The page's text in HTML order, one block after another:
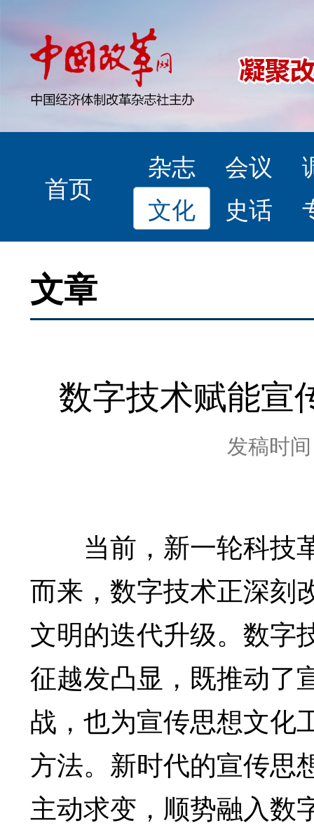
首页
杂志 会议
文化
史话
文章
数字技术赋能宣
发稿时
当前，新一轮科技
而来，数字技术正深刻
文明的迭代升级。数字
征越发凸显，既推动了
战，也为宣传思想文化
方法。新时代的宣传思
主动求变，顺势融入数